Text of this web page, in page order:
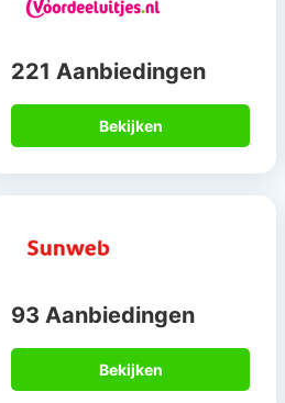
221 Aanbiedingen
Bekijken
93 Aanbiedingen
Bekijken